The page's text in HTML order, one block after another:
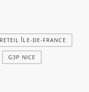
ÎLE-DE-FRANCE
G3P NICE